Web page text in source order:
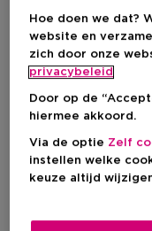
Kies je formaat
60 ML
Kortingsprijs
€ 653,20
€ 710,00
Kortingsprijs
€ 653,20
Hoe doen we dat?
website en
zich door onze
privacybeleid
Door op de
hiermee akkoord.
Via de optie Zelf
instellen welke
keuze altijd